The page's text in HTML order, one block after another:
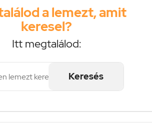
a lemezt, amit
keresel?
Itt megtalálod:
Keresés